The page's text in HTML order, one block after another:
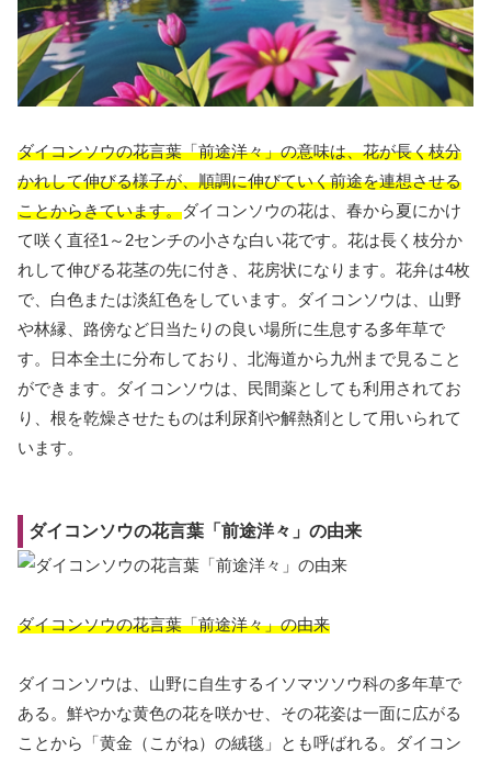
ダイコンソウの花言葉「前途洋々」の意味は、花が長く枝分
かれして伸びる様子が、順調に伸びていく前途を連想させる
ことからきています。ダイコンソウの花は、春から夏にかけ
て咲く直径1～2センチの小さな白い花です。花は長く枝分か
れして伸びる花茎の先に付き、花房状になります。花弁は4枚
で、白色または淡紅色をしています。ダイコンソウは、山野
や林縁、路傍など日当たりの良い場所に生息する多年草で
す。日本全土に分布しており、北海道から九州まで見ること
ができます。ダイコンソウは、民間薬としても利用されてお
り、根を乾燥させたものは利尿剤や解熱剤として用いられて
います。
ダイコンソウの花言葉「前途洋々」の由来
ダイコンソウの花言葉「前途洋々」の由来
ダイコンソウは、山野に自生するイソマツソウ科の多年草で
ある。鮮やかな黄色の花を咲かせ、その花姿は一面に広がる
ことから「黄金（こがね）の絨毯」とも呼ばれる。ダイコン